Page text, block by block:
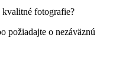
kvalitné fotografie?
požiadajte o nezáväznú